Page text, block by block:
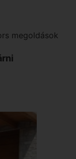
megoldások